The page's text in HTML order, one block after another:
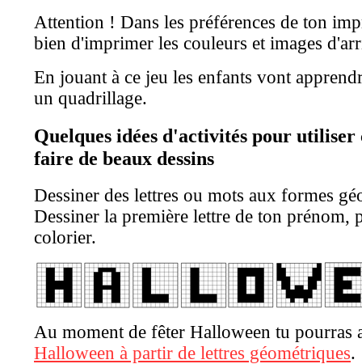
Attention ! Dans les préférences de ton
bien d'imprimer les couleurs et images
En jouant à ce jeu les enfants vont
un quadrillage.
Quelques idées d'activités pour
faire de beaux dessins
Dessiner des lettres ou mots aux formes
Dessiner la première lettre de ton prénom,
colorier.
Au moment de fêter Halloween tu pourras
Halloween à partir de lettres géométriques.